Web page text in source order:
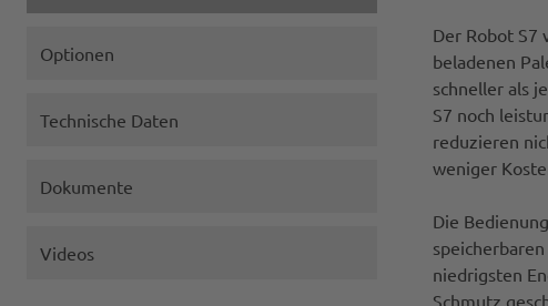
Optionen
Technische Daten
Dokumente
Videos
Der Robot
beladenen
schneller als
S7 noch
reduzieren
weniger
Die
niedrigsten
Schmutz